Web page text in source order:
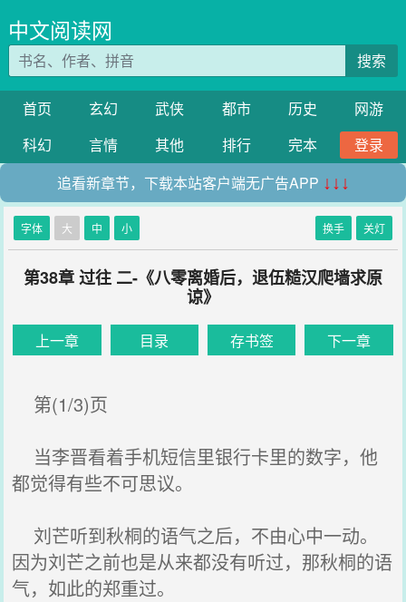
中文阅读网
搜索
首页 玄幻 武侠 都市 历史
网游
科幻
言情 其他 排行 完本
登录
追看新章节，下载本站客户端无广告APP ↓↓↓
字体 大 中 小 换手 关灯
第38章 过往 二-《八零离婚后，退伍糙汉爬墙求原
谅》
上一章 目录 存书签 下一章
第(1/3)页
当李晋看着手机短信里银行卡里的数字，他
都觉得有些不可思议。
刘芒听到秋桐的语气之后，不由心中一动。
因为刘芒之前也是从来都没有听过，那秋桐的语
气，如此的郑重过。